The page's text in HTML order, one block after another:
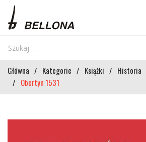
Główna / Kategorie / Książki / Historia
/ Obertyn 1531